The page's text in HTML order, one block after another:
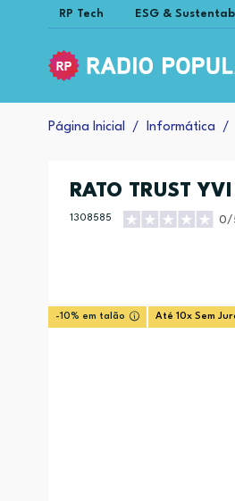
RP Tech ESG &
Página Inicial Informática
RATO TRUST
1308585 0/
-10% em talão Até 10x Sem